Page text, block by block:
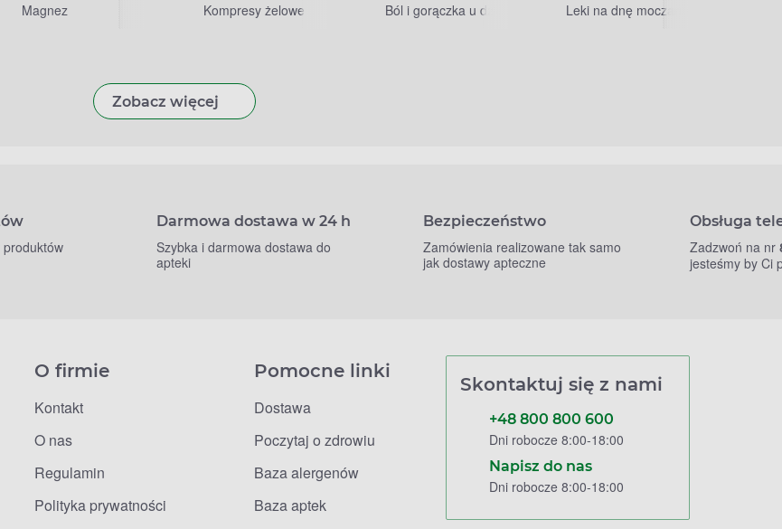
Magnez
Kompresy żelowe
Ból i gorączka u dzieci
Leki na dnę moczanową
Zobacz więcej
Darmowa dostawa w 24 h
Szybka i darmowa dostawa do
apteki
Bezpieczeństwo
Zamówienia realizowane tak samo
jak dostawy apteczne
Obsługa
Zadzwoń na nr
jesteśmy by Ci
O firmie
Kontakt
O nas
Regulamin
Polityka prywatności
Pomocne linki
Dostawa
Poczytaj o zdrowiu
Baza alergenów
Baza aptek
Skontaktuj się z nami
+48 800 800 600
Dni robocze 8:00-18:00
Napisz do nas
Dni robocze 8:00-18:00